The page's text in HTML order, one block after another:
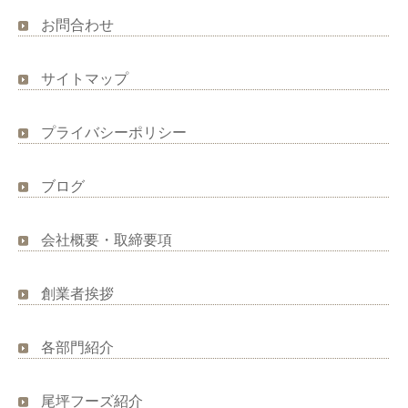
お問合わせ
サイトマップ
プライバシーポリシー
ブログ
会社概要・取締要項
創業者挨拶
各部門紹介
尾坪フーズ紹介